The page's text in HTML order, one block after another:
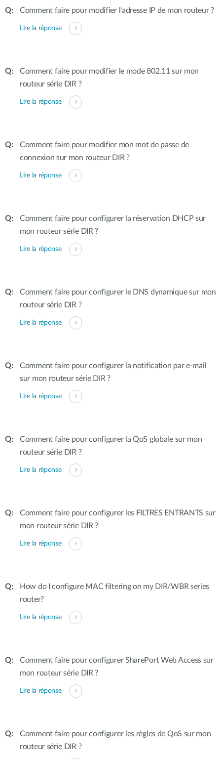
Comment faire pour modifier l'adresse IP de mon routeur ?
Lire la réponse
Comment faire pour modifier le mode 802.11 sur mon
routeur série DIR ?
Lire la réponse
Comment faire pour modifier mon mot de passe de
connexion sur mon routeur DIR ?
Lire la réponse
Comment faire pour configurer la réservation DHCP sur
mon routeur série DIR ?
Lire la réponse
Comment faire pour configurer le DNS dynamique sur mon
routeur série DIR ?
Lire la réponse
Comment faire pour configurer la notification par e-mail
sur mon routeur série DIR ?
Lire la réponse
Comment faire pour configurer la QoS globale sur mon
routeur série DIR ?
Lire la réponse
Comment faire pour configurer les FILTRES ENTRANTS sur
mon routeur série DIR ?
Lire la réponse
How do I configure MAC filtering on my DIR/WBR series
router?
Lire la réponse
Comment faire pour configurer SharePort Web Access sur
mon routeur série DIR ?
Lire la réponse
Comment faire pour configurer les règles de QoS sur mon
routeur série DIR ?